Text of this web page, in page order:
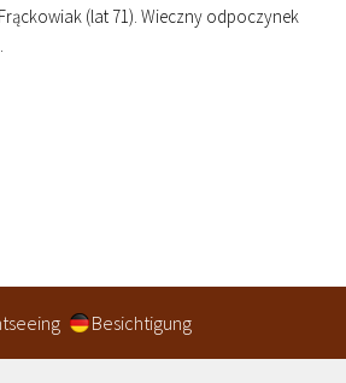
(lat 71). Wieczny odpoczynek
Besichtigung